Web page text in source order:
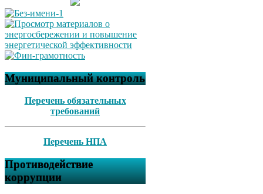
Муниципальный контроль
Перечень обязательных
требований
Перечень НПА
Противодействие
коррупции